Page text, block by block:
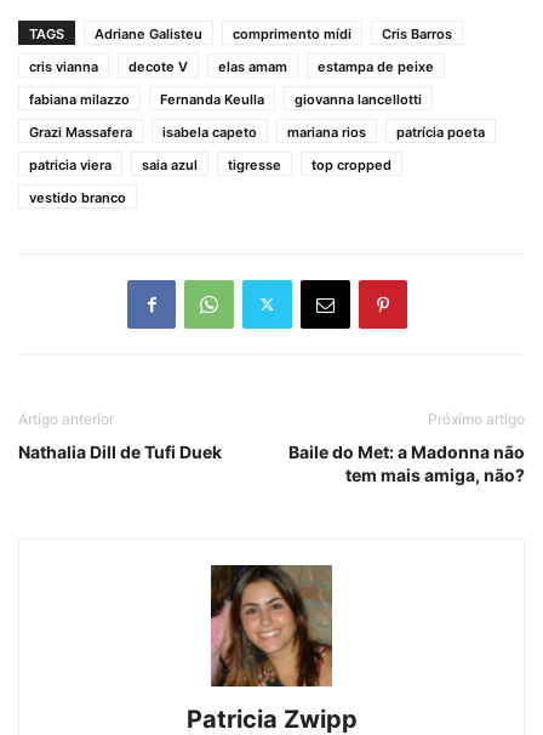
TAGS Adriane Galisteu comprimento mídi
Cris Barros
cris vianna
decote V elas amam
estampa de peixe
fabiana milazzo
Fernanda Keulla
giovanna lancellotti
Grazi Massafera
isabela capeto mariana rios
patrícia poeta
patricia viera
saia azul tigresse
top cropped
vestido branco
Artigo anterior
Nathalia Dill de Tufi Duek
Próximo artigo
Baile do Met: a Madonna não
tem mais amiga, não?
Patricia Zwipp